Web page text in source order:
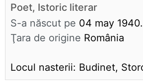
Poet, Istoric literar
S-a născut pe 04 may 1940.
Ţara de origine România
Locul nasterii: Budinet,